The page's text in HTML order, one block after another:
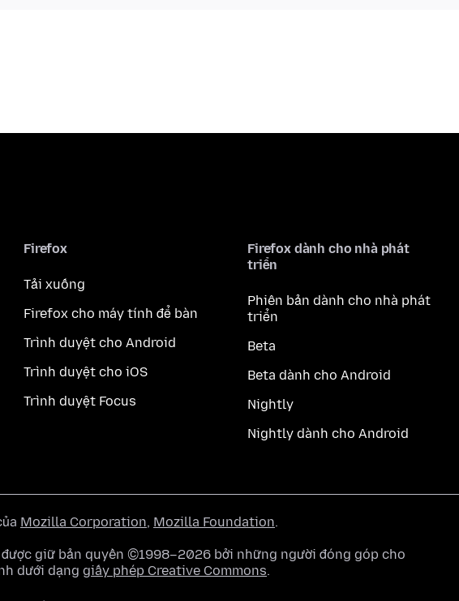
Firefox
Tải xuống
Firefox cho máy tính để bàn
Trình duyệt cho Android
Trình duyệt cho iOS
Trình duyệt Focus
Firefox dành cho nhà phát
triển
Phiên bản dành cho nhà phát
triển
Beta
Beta dành cho Android
Nightly
Nightly dành cho Android
Mozilla Corporation, Mozilla Foundation.
giữ bản quyền ©1998–2026 bởi những người đóng góp cho
dưới dạng giấy phép Creative Commons.